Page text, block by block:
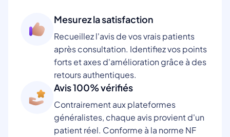
Mesurez la satisfaction
Recueillez l'avis de vos vrais patients
après consultation. Identifiez vos points
forts et axes d'amélioration grâce à des
retours authentiques.
Avis 100% vérifiés
Contrairement aux plateformes
généralistes, chaque avis provient d'un
patient réel. Conforme à la norme NF